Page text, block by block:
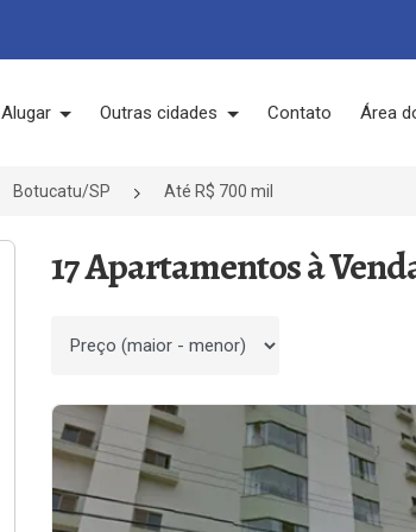
Alugar Outras cidades Contato Área
Botucatu/SP Até R$ 700 mil
17 Apartamentos à
Ordenar por